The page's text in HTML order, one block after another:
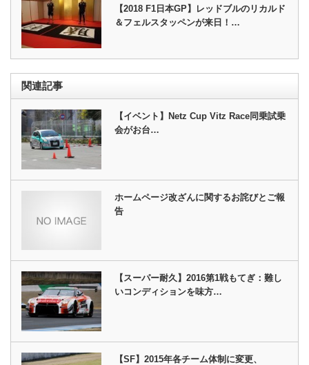
【2018 F1日本GP】レッドブルのリカルド
＆フェルスタッペンが来日！…
関連記事
【イベント】Netz Cup Vitz Race同乗試乗
会がお台…
ホームページ改ざんに関するお詫びとご報
告
【スーパー耐久】2016第1戦もてぎ：難し
いコンディションを味方…
【SF】2015年各チーム体制に変更、